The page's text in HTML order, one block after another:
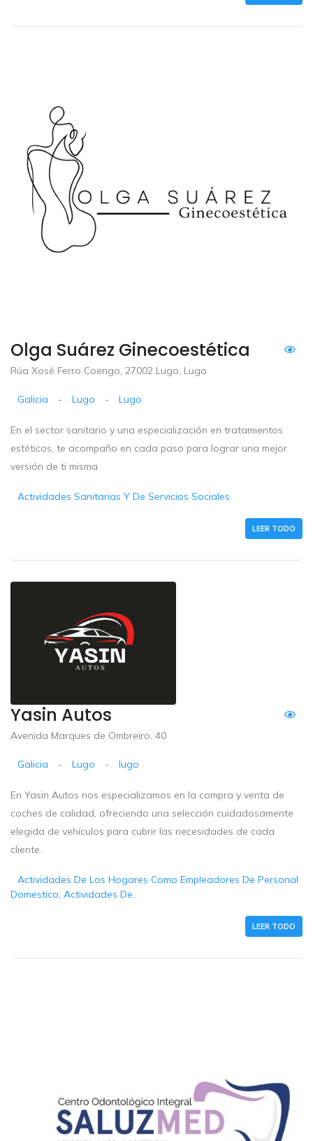
Olga Suárez Ginecoestética
Rúa Xosé Ferro Coengo, 27002 Lugo, Lugo
Galicia - Lugo - Lugo
En el sector sanitario y una especialización en tratamientos
estéticos, te acompaño en cada paso para lograr una mejor
versión de ti misma
Actividades Sanitarias Y De Servicios Sociales
LEER TODO
Yasin Autos
Avenida Marques de Ombreiro, 40
Galicia - Lugo - lugo
En Yasin Autos nos especializamos en la compra y venta de
coches de calidad, ofreciendo una selección cuidadosamente
elegida de vehículos para cubrir las necesidades de cada
cliente.
Actividades De Los Hogares Como Empleadores De Personal
Domestico; Actividades De..
LEER TODO